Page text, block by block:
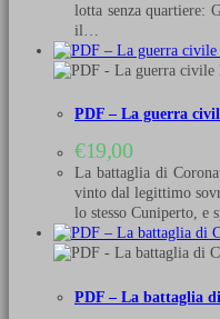
lotta senza quartiere:
il…
PDF – La guerra
€19,00
La battaglia di
vinto dal legittimo
lo stesso Cuniperto, e
PDF – La battaglia